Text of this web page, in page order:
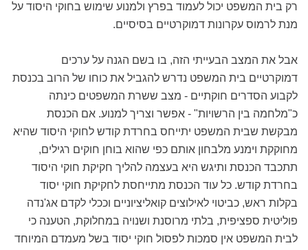
רק בית המשפט יכול לעמוד בפרץ ולמנוע שימוש בחוקי היסוד על
מנת לרמוס עקרונות דמוקרטיים בסיסיים.
אבל את המצב הבעייתי הזה, בו בשם הגנה על ערכים
דמוקרטיים בית המשפט נדרש להגביל את כוחו של הרוב בכנסת
לקבוע הסדרים חוקתיים - מצב ששרת המשפטים כינתה
כ"מלחמה בין הרשויות" - אפשר וצריך למנוע. אם הכנסת
מבקשת שבית המשפט יתייחס בחרדת קודש לחוקי היסוד שהיא
מחוקקת וימנע מלבחון אותם כפי שהוא בוחן חוקים רגילים,
תתכבד הכנסת ותיגש היא בעצמה להליך חקיקת חוקי היסוד
בחרדת קודש. כל עוד הכנסת מתייחסת לחקיקת חוקי יסוד
בקלות ראש, כביטוי לאילוצים קואליציוניים וככלי לקדם אג'נדה
פוליטית ספציפית, בלתי מרוסנת ושנויה במחלוקת, הטענה כי
לבית המשפט אין סמכות לפסול חוקי יסוד בשל מעמדם המיוחד